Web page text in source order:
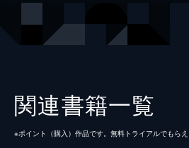
関連書籍一覧
※ポイント（購⼊）作品です。無料トライアルでもら
。